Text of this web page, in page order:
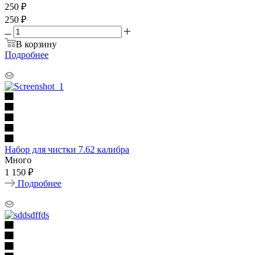
250 ₽
250 ₽
В корзину
Подробнее
Набор для чистки 7.62 калибра
Много
1 150 ₽
Подробнее